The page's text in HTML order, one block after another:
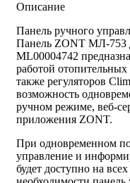
Описание
Панель ручного
Панель ZONT МЛ-753
ML00004742
работой отопительных
также регуляторов
возможность
ручном режиме, веб-
приложения ZONT.
При одновременном
управление и
будет доступно на